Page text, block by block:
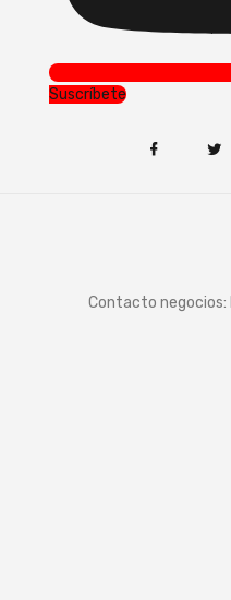
Suscríbete
Contacto negocios: